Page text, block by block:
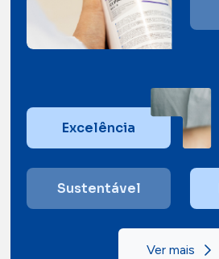
Excelência
Sustentável
Ver mais